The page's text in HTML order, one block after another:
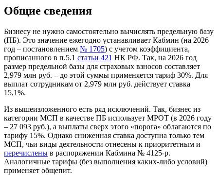
Общие сведения
Бизнесу не нужно самостоятельно вычислять предельную базу
(ПБ). Это значение ежегодно устанавливает Кабмин (на 2026
год – постановлением № 1705) с учетом коэффициента,
прописанного в п.5.1 статьи 421 НК РФ. Так, на 2026 год
размер предельной базы для страховых взносов составляет
2,979 млн руб. – до этой суммы применяется тариф 30%. Для
выплат сотрудникам от 2,979 млн руб. действует ставка
15,1%.
Из вышеизложенного есть ряд исключений. Так, бизнес из
категории МСП в качестве ПБ использует МРОТ (в 2026 году
– 27 093 руб.), а выплаты сверх этого «порога» облагаются по
тарифу 15%. Однако сниженная ставка доступна только тем
МСП, чьи виды деятельности отнесены к приоритетным и
перечислены в распоряжении Кабмина № 4125-р.
Аналогичные тарифы (без выполнения каких-либо условий)
применяет общепит.